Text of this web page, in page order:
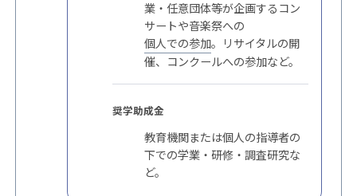
業・任意団体等が企画するコン
サートや音楽祭への
個人での参加。リサイタルの開
催、コンクールへの参加など。
奨学助成金
教育機関または個人の指導者の
下での学業・研修・調査研究な
ど。